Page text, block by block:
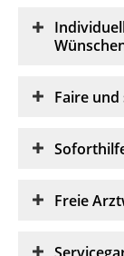
Faire
Freie